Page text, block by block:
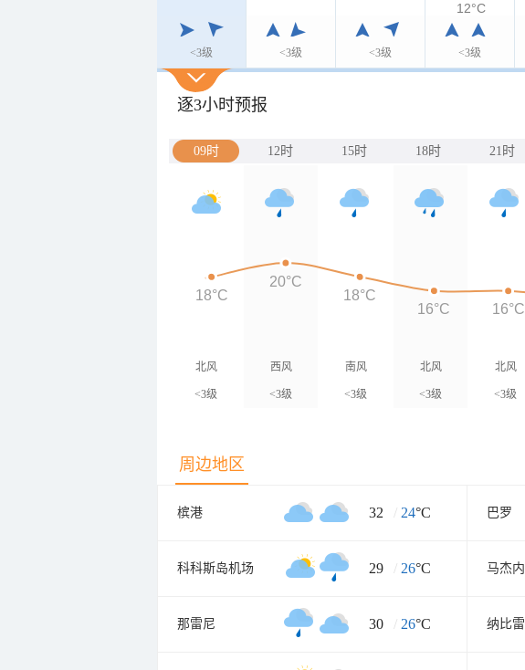
<3级 <3级 <3级 <3级
12°C
逐3小时预报
09时 12时 15时 18时 21时
北风
<3级
西风
<3级
南风
<3级
北风
<3级
北风
<3级
18°C
20°C
18°C
16°C
16°C
周边地区
槟港 32 / 24°C 巴罗
科科斯岛机场 29 / 26°C 马杰内
那雷尼 30 / 26°C 纳比雷